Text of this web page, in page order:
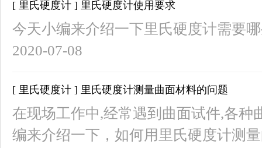
[ 里氏硬度计 ] 里氏硬度计使用要求
今天小编来介绍一下里氏硬度计需要
2020-07-08
[ 里氏硬度计 ] 里氏硬度计测量曲面材料的问题
在现场工作中,经常遇到曲面试件,各
编来介绍一下，如何用里氏硬度计测